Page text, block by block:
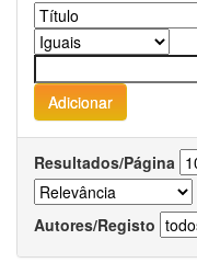
Resultados/Página
Autores/Registo